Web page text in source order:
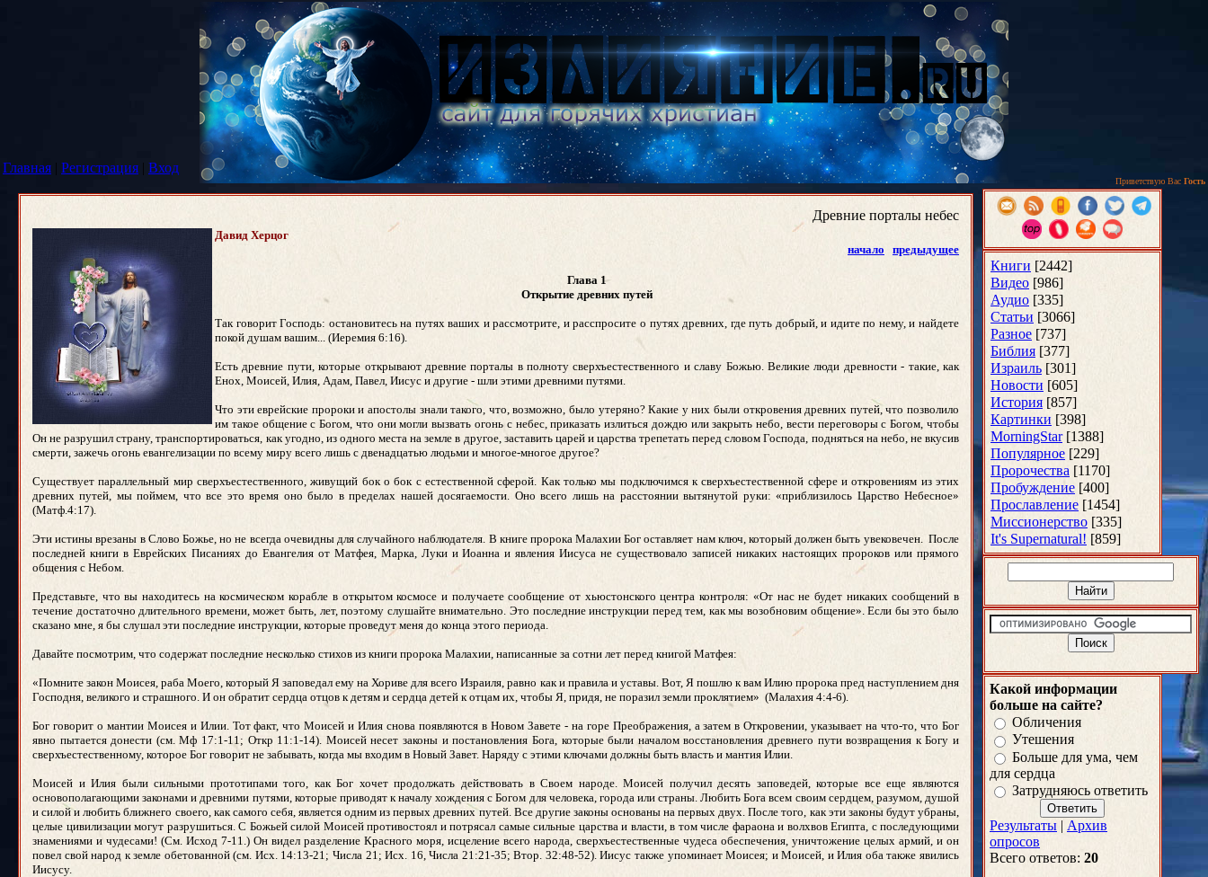
Главная | Регистрация | Вход
Приветствую Вас Гость
Древние порталы небес
Давид Херцог
начало
предыдущее
Глава 1
Открытие древних путей
Так говорит Господь: остановитесь на путях ваших и рассмотрите, и расспросите о путях древних, где путь добрый, и идите по нему, и найдете
покой душам вашим... (Иеремия 6:16).
Есть древние пути, которые открывают древние порталы в полноту сверхъестественного и славу Божью. Великие люди древности - такие, как
Енох, Моисей, Илия, Адам, Павел, Иисус и другие - шли этими древними путями.
Что эти еврейские пророки и апостолы знали такого, что, возможно, было утеряно? Какие у них были откровения древних путей, что позволило
им такое общение с Богом, что они могли вызвать огонь с небес, приказать излиться дождю или закрыть небо, вести переговоры с Богом, чтобы
Он не разрушил страну, транспортироваться, как угодно, из одного места на земле в другое, заставить царей и царства трепетать перед словом Господа, подняться на небо, не вкусив
смерти, зажечь огонь евангелизации по всему миру всего лишь с двенадцатью людьми и многое-многое другое?
Существует параллельный мир сверхъестественного, живущий бок о бок с естественной сферой. Как только мы подключимся к сверхъестественной сфере и откровениям из этих
древних путей, мы поймем, что все это время оно было в пределах нашей досягаемости. Оно всего лишь на расстоянии вытянутой руки: «приблизилось Царство Небесное»
(Матф.4:17).
Эти истины врезаны в Слово Божье, но не всегда очевидны для случайного наблюдателя. В книге пророка Малахии Бог оставляет нам ключ, который должен быть увековечен. После
последней книги в Еврейских Писаниях до Евангелия от Матфея, Марка, Луки и Иоанна и явления Иисуса не существовало записей никаких настоящих пророков или прямого
общения с Небом.
Представьте, что вы находитесь на космическом корабле в открытом космосе и получаете сообщение от хьюстонского центра контроля: «От нас не будет никаких сообщений в
течение достаточно длительного времени, может быть, лет, поэтому слушайте внимательно. Это последние инструкции перед тем, как мы возобновим общение». Если бы это было
сказано мне, я бы слушал эти последние инструкции, которые проведут меня до конца этого периода.
Давайте посмотрим, что содержат последние несколько стихов из книги пророка Малахии, написанные за сотни лет перед книгой Матфея:
«Помните закон Моисея, раба Моего, который Я заповедал ему на Хориве для всего Израиля, равно как и правила и уставы. Вот, Я пошлю к вам Илию пророка пред наступлением дня
Господня, великого и страшного. И он обратит сердца отцов к детям и сердца детей к отцам их, чтобы Я, придя, не поразил земли проклятием» (Малахия 4:4-6).
Бог говорит о мантии Моисея и Илии. Тот факт, что Моисей и Илия снова появляются в Новом Завете - на горе Преображения, а затем в Откровении, указывает на что-то, что Бог
явно пытается донести (см. Мф 17:1-11; Откр 11:1-14). Моисей несет законы и постановления Бога, которые были началом восстановления древнего пути возвращения к Богу и
сверхъестественному, которое Бог говорит не забывать, когда мы входим в Новый Завет. Наряду с этими ключами должны быть власть и мантия Илии.
Моисей и Илия были сильными прототипами того, как Бог хочет продолжать действовать в Своем народе. Моисей получил десять заповедей, которые все еще являются
основополагающими законами и древними путями, которые приводят к началу хождения с Богом для человека, города или страны. Любить Бога всем своим сердцем, разумом, душой
и силой и любить ближнего своего, как самого себя, является одним из первых древних путей. Все другие законы основаны на первых двух. После того, как эти законы будут убраны,
целые цивилизации могут разрушиться. С Божьей силой Моисей противостоял и потрясал самые сильные царства и власти, в том числе фараона и волхвов Египта, с последующими
знамениями и чудесами! (См. Исход 7-11.) Он видел разделение Красного моря, исцеление всего народа, сверхъестественные чудеса обеспечения, уничтожение целых армий, и он
повел свой народ к земле обетованной (см. Исх. 14:13-21; Числа 21; Исх. 16, Числа 21:21-35; Втор. 32:48-52). Иисус также упоминает Моисея; и Моисей, и Илия оба также явились
Иисусу.
Книги [2442]
Видео [986]
Аудио [335]
Статьи [3066]
Разное [737]
Библия [377]
Израиль [301]
Новости [605]
История [857]
Картинки [398]
MorningStar [1388]
Популярное [229]
Пророчества [1170]
Пробуждение [400]
Прославление [1454]
Миссионерство [335]
It's Supernatural! [859]
Какой информации
больше на сайте?
Обличения
Утешения
Больше для ума, чем
для сердца
Затрудняюсь ответить
Результаты | Архив
опросов
Всего ответов: 20